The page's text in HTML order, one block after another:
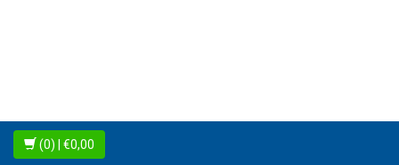
(0) | €0,00